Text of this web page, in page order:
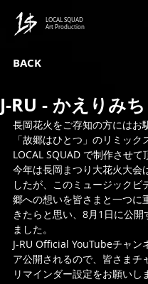
LOCAL SQUAD
Art Production
BACK
J-RU - かえりみち
長岡花火をご存知の方にはお
「故郷はひとつ」のリミック
LOCAL SQUAD で制作させて
今年は長岡まつり大花火大会
したが、このミュージックビ
郷への想いを皆さまと一つに
きたらと思い、8月1日に公開
ました。
J-RU Official YouTubeチャン
ア公開されるので、皆さまチ
リマインダー設定をお願いし